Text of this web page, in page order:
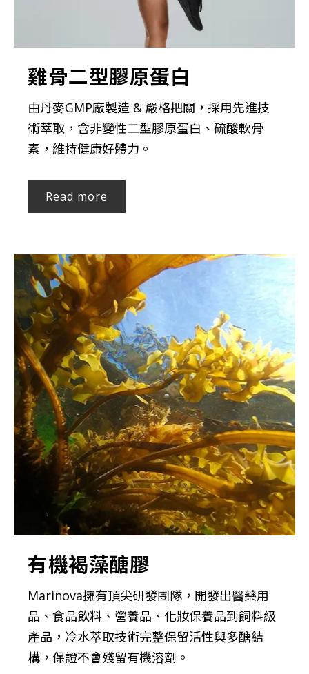
雞骨二型膠原蛋白
由丹麥GMP廠製造 & 嚴格把關，採用先進技
術萃取，含非變性二型膠原蛋白、硫酸軟骨
素，維持健康好體力。
Read more
有機褐藻醣膠
Marinova擁有頂尖研發團隊，開發出醫藥用
品、食品飲料、營養品、化妝保養品到飼料級
產品，冷水萃取技術完整保留活性與多醣結
構，保證不會殘留有機溶劑。